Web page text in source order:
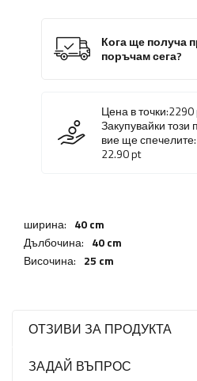
Кога ще получа
поръчам сега?
Цена в точки:2290
Закупувайки този
вие ще спечелите:
22.90pt
ширина: 40 cm
Дълбочина: 40 cm
Височина: 25 cm
ОТЗИВИ ЗА ПРОДУКТА
ЗАДАЙ ВЪПРОС